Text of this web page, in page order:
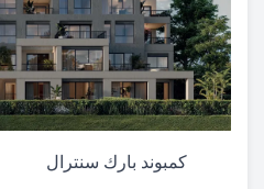
كمبوند بارك سنترال